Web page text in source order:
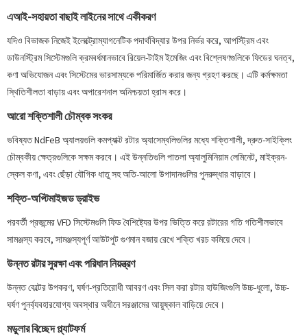
এআই-সহায়তা বাছাই লাইনের সাথে একীকরণ
যদিও বিভাজক নিজেই ইলেক্ট্রোম্যাগনেটিক পদার্থবিদ্যার উপর নির্ভর করে, আপস্ট্রিম এবং
ডাউনস্ট্রিম সিস্টেমগুলি ক্রমবর্ধমানভাবে রিয়েল-টাইম ইমেজিং এবং বিশ্লেষণগুলিকে ফিডের ঘনত্ব,
কণা অভিযোজন এবং সিস্টেমের ভারসাম্যকে পরিমার্জিত করার জন্য গ্রহণ করছে। এটি কর্মক্ষমতা
স্থিতিশীলতা বাড়ায় এবং অপারেশনাল অনিশ্চয়তা হ্রাস করে।
আরো শক্তিশালী চৌম্বক সংকর
ভবিষ্যত NdFeB অ্যালয়গুলি কমপ্যাক্ট রটার অ্যাসেম্বলিগুলির মধ্যে শক্তিশালী, দ্রুত-সাইক্লিং
চৌম্বকীয় ক্ষেত্রগুলিকে সক্ষম করবে। এই উন্নতিগুলি পাতলা অ্যালুমিনিয়াম লেমিনেট, মাইক্রন-
স্কেল কণা, এবং ছেঁড়া যৌগিক ধাতু সহ অতি-আলো উপাদানগুলির পুনরুদ্ধার বাড়াবে।
শক্তি-অপ্টিমাইজড ড্রাইভ
পরবর্তী প্রজন্মের VFD সিস্টেমগুলি ফিড বৈশিষ্ট্যের উপর ভিত্তি করে রটারের গতি গতিশীলভাবে
সামঞ্জস্য করবে, সামঞ্জস্যপূর্ণ আউটপুট গুণমান বজায় রেখে শক্তি খরচ কমিয়ে দেবে।
উন্নত রটার সুরক্ষা এবং পরিধান নিয়ন্ত্রণ
উন্নত বেল্টের উপকরণ, ঘর্ষণ-প্রতিরোধী আবরণ এবং সিল করা রটার হাউজিংগুলি উচ্চ-ধুলো, উচ্চ-
ঘর্ষণ পুনর্ব্যবহারযোগ্য অবস্থার অধীনে সরঞ্জামের আয়ুষ্কাল বাড়িয়ে দেবে।
মডুলার বিচ্ছেদ প্ল্যাটফর্ম